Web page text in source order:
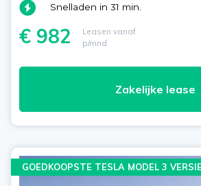
Snelladen in 31 min.
€ 982
Leasen vanaf
p/mnd
Zakelijke lease
GOEDKOOPSTE TESLA MODEL 3 VERSIE